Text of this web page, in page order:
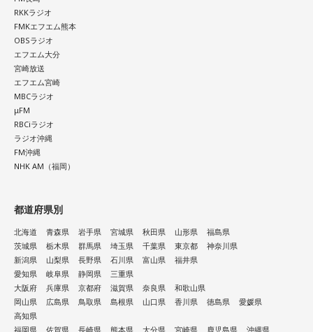
海：アニメでは、マンガ大好きな女の子が、同人誌とかを売
るようなイベントに行って「自分でも描けるんだ！」と思っ
て、そこから自分で描き始めるんですけど、それが私自身の
音楽体験とすごくつながっていて。
「あ、自分もバンドできるんだ」みたいな、そういうときの
ワクワク感のようなものが、いろんな不安や葛藤を飛び越え
ちゃうみたいな、そういうバイタリティのある曲だなと思い
ます。歌詞は自分と向き合っている部分も結構あるんですけ
ど、音像がかなり爽やかなので、そういうものを飛び越えて
いくような“若さ”をすごく感じました。
次回8月8日（土）の放送は、シンガーソングライター・バー
けします。
----------------------------------------------------
この日の放送をradikoタイムフリーで聴く
※放送エリア外の方は、プレミアム会員の登録でご利用いた
だけます。
----------------------------------------------------
RKKラジオ
FMKエフエム熊本
OBSラジオ
エフエム大分
宮崎放送
エフエム宮崎
MBCラジオ
μFM
RBCiラジオ
ラジオ沖縄
FM沖縄
NHK AM（福岡）
都道府県別
北海道 青森県 岩手県 宮城県 秋田県 山形県
福島県
茨城県
栃木県 群馬県 埼玉県 千葉県 東京都
神奈川県
新潟県
山梨県 長野県 石川県 富山県
福井県
愛知県
岐阜県 静岡県
三重県
大阪府
兵庫県 京都府 滋賀県 奈良県
和歌山県
岡山県
広島県 鳥取県 島根県 山口県 香川県 徳島県
愛媛県
高知県
福岡県
佐賀県 長崎県 熊本県 大分県 宮崎県 鹿児島県 沖縄県